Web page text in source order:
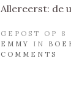
Allereerst: de
GEPOST OP 8
EMMY
IN
COMMENTS